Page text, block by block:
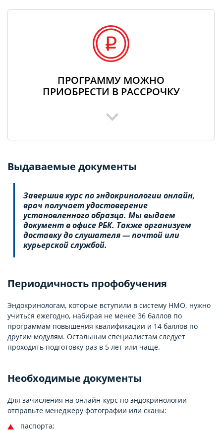
ПРОГРАММУ МОЖНО
ПРИОБРЕСТИ В РАССРОЧКУ
Выдаваемые документы
Завершив курс по эндокринологии онлайн,
врач получает удостоверение
установленного образца. Мы выдаем
документ в офисе РБК. Также организуем
доставку до слушателя — почтой или
курьерской службой.
Периодичность профобучения
Эндокринологам, которые вступили в систему НМО, нужно
учиться ежегодно, набирая не менее 36 баллов по
программам повышения квалификации и 14 баллов по
другим модулям. Остальным специалистам следует
проходить подготовку раз в 5 лет или чаще.
Необходимые документы
Для зачисления на онлайн-курс по эндокринологии
отправьте менеджеру фотографии или сканы:
паспорта;